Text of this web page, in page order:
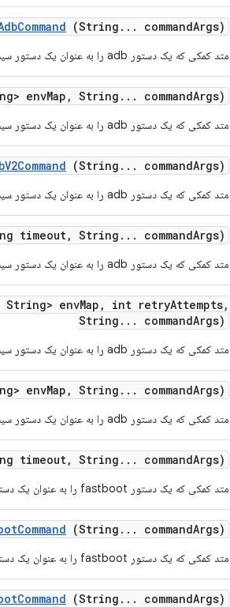
Command (String . . . commandArgs)
متد کمکی که یک دستور adb را به عنوان یک دستور سیستمی اجرا می‌کند.
envMap , String . . . commandArgs)
متد کمکی که یک دستور adb را به عنوان یک دستور سیستمی با یک زمان انقضای مشخص اجرا می‌کند.
V2Command (String . . . commandArgs)
متد کمکی که یک دستور adb را به عنوان یک دستور سیستمی اجرا می‌کند.
timeout, String . . . commandArgs)
متد کمکی که یک دستور adb را به عنوان یک دستور سیستمی با یک زمان انقضای مشخص اجرا می‌کند.
String> envMap , int retryAttempts,
String . . . commandArgs)
متد کمکی که یک دستور adb را به عنوان یک دستور سیستمی با یک زمان انقضای مشخص اجرا می‌کند.
envMap , String . . . commandArgs)
متد کمکی که یک دستور adb را به عنوان یک دستور سیستمی با یک زمان انقضای مشخص اجرا می‌کند.
timeout, String . . . commandArgs)
متد کمکی که یک دستور fastboot را به عنوان یک دستور سیستمی اجرا می‌کند.
Command (String . . . commandArgs)
متد کمکی که یک دستور fastboot را به عنوان یک دستور سیستمی با زمان انقضای پیش‌فرض ۲ دقیقه اجرا می‌کند.
Command (String . . . commandArgs)